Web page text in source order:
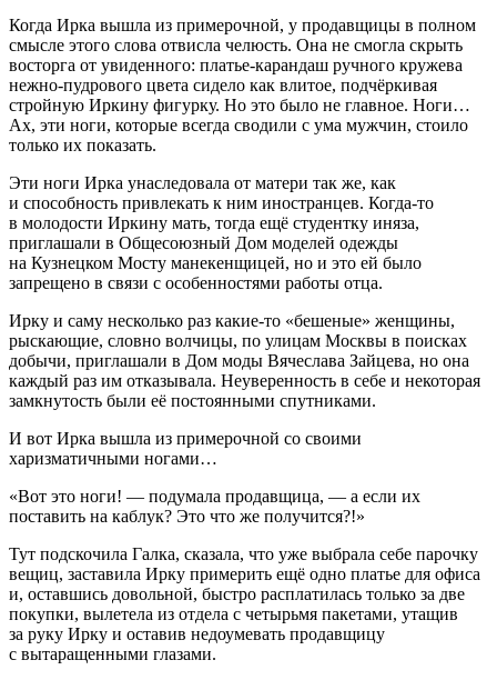
Когда Ирка вышла из примерочной, у продавщицы в полном
смысле этого слова отвисла челюсть. Она не смогла скрыть
восторга от увиденного: платье-карандаш ручного кружева
нежно-пудрового цвета сидело как влитое, подчёркивая
стройную Иркину фигурку. Но это было не главное. Ноги…
Ах, эти ноги, которые всегда сводили с ума мужчин, стоило
только их показать.
Эти ноги Ирка унаследовала от матери так же, как
и способность привлекать к ним иностранцев. Когда-то
в молодости Иркину мать, тогда ещё студентку иняза,
приглашали в Общесоюзный Дом моделей одежды
на Кузнецком Мосту манекенщицей, но и это ей было
запрещено в связи с особенностями работы отца.
Ирку и саму несколько раз какие-то «бешеные» женщины,
рыскающие, словно волчицы, по улицам Москвы в поисках
добычи, приглашали в Дом моды Вячеслава Зайцева, но она
каждый раз им отказывала. Неуверенность в себе и некоторая
замкнутость были её постоянными спутниками.
И вот Ирка вышла из примерочной со своими
харизматичными ногами…
«Вот это ноги! — подумала продавщица, — а если их
поставить на каблук? Это что же получится?!»
Тут подскочила Галка, сказала, что уже выбрала себе парочку
вещиц, заставила Ирку примерить ещё одно платье для офиса
и, оставшись довольной, быстро расплатилась только за две
покупки, вылетела из отдела с четырьмя пакетами, утащив
за руку Ирку и оставив недоумевать продавщицу
с вытаращенными глазами.